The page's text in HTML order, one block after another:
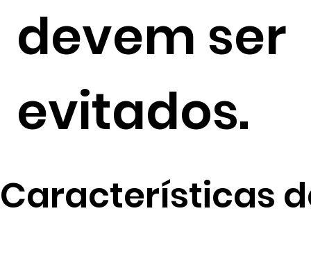
devem ser
evitados.
Características